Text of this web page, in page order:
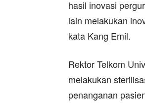
hasil inovasi
lain melakukan
kata Kang Emil.
Rektor Telkom
melakukan
penanganan